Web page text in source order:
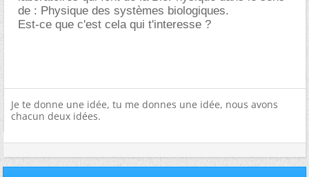
de : Physique des systèmes biologiques.
Est-ce que c'est cela qui t'interesse ?
Je te donne une idée, tu me donnes une idée, nous avons
chacun deux idées.